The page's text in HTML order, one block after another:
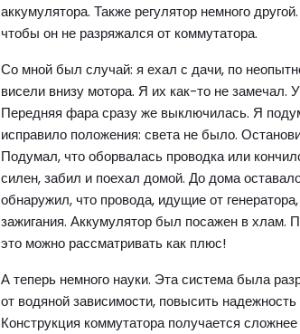
аккумулятора. Также регулятор немного
чтобы он не разряжался от коммутатора.
Со мной был случай: я ехал с дачи, по
висели внизу мотора. Я их как-то не замечал.
Передняя фара сразу же выключилась. Я
исправило положения: света не было.
Подумал, что оборвалась проводка или
силен, забил и поехал домой. До дома
обнаружил, что провода, идущие от
зажигания. Аккумулятор был посажен в хлам.
это можно рассматривать как плюс!
А теперь немного науки. Эта система была
от водяной зависимости, повысить
Конструкция коммутатора получается